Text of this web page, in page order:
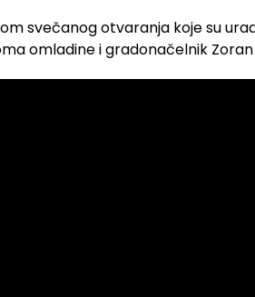
svečanog otvaranja koje su
omladine i gradonačelnik